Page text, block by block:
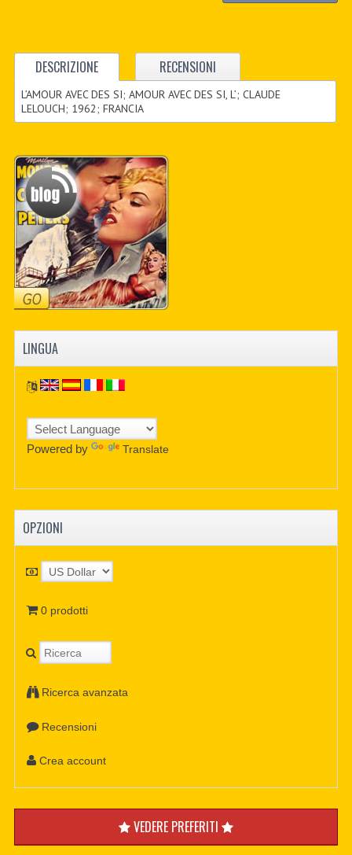
DESCRIZIONE RECENSIONI
L’AMOUR AVEC DES SI; AMOUR AVEC DES SI, L’; CLAUDE
LELOUCH; 1962; FRANCIA
LINGUA
Powered by Translate
OPZIONI
0 prodotti
Ricerca avanzata
Recensioni
Crea account
VEDERE PREFERITI